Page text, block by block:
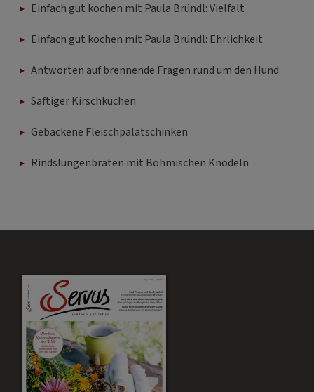
Einfach gut kochen mit Paula Bründl: Vielfalt
Einfach gut kochen mit Paula Bründl: Ehrlichkeit
Antworten auf brennende Fragen rund um den Hund
Saftiger Kirschkuchen
Gebackene Fleischpalatschinken
Rindslungenbraten mit Böhmischen Knödeln